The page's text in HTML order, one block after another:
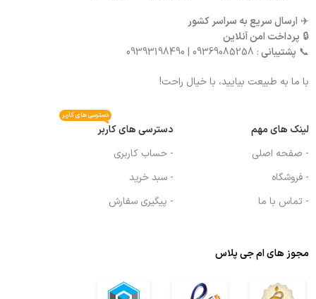
✈️ ارسال سریع به سراسر کشور
🔒 پرداخت امن آنلاین
📞 پشتیبانی: 09369085258 | 09393198490
با ما به طبیعت بیایید، با خیال راحت!
لینک های مهم
- صفحه اصلی
- فروشگاه
- تماس با ما
دسترسی های کاربر
دسترسی های کاربر
- حساب کاربری
- سبد خرید
- پیگیری سفارش
مجوز های ام جی پلاس